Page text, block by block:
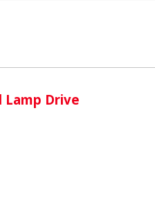
Lamp Drive